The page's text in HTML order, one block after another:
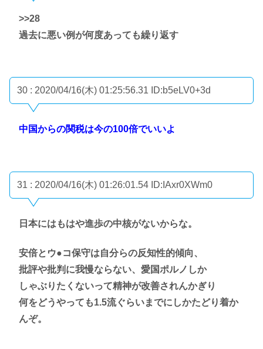
>>28
過去に悪い例が何度あっても繰り返す
30 : 2020/04/16(木) 01:25:56.31 ID:b5eLV0+3d
中国からの関税は今の100倍でいいよ
31 : 2020/04/16(木) 01:26:01.54 ID:IAxr0XWm0
日本にはもはや進歩の中核がないからな。
安倍とウ●コ保守は自分らの反知性的傾向、
批評や批判に我慢ならない、愛国ポルノしか
しゃぶりたくないって精神が改善されんかぎり
何をどうやっても1.5流ぐらいまでにしかたどり着か
んぞ。